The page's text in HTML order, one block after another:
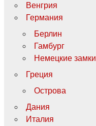
Венгрия
Германия
Берлин
Гамбург
Немецкие замки
Греция
Острова
Дания
Италия